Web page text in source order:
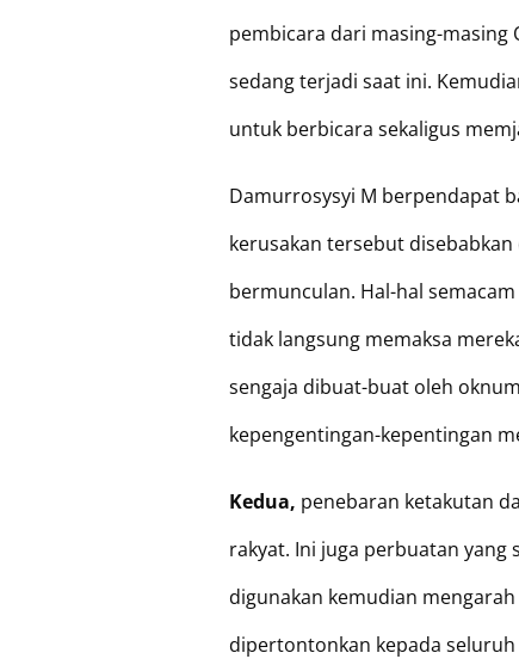
pembicara dari masing-masing
sedang terjadi saat ini.
untuk berbicara sekaligus
Damurrosysyi M berpendapat
kerusakan tersebut
bermunculan. Hal-hal
tidak langsung memaksa
sengaja dibuat-buat oleh
kepengentingan-kepentingan
Kedua, penebaran ketakutan
rakyat. Ini juga perbuatan yang
digunakan kemudian
dipertontonkan kepada